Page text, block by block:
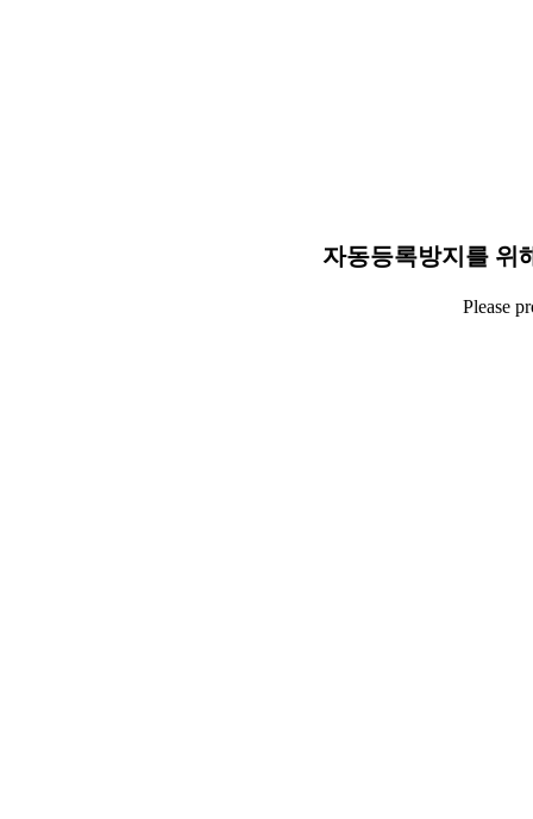
자동등록방지를 위
Please